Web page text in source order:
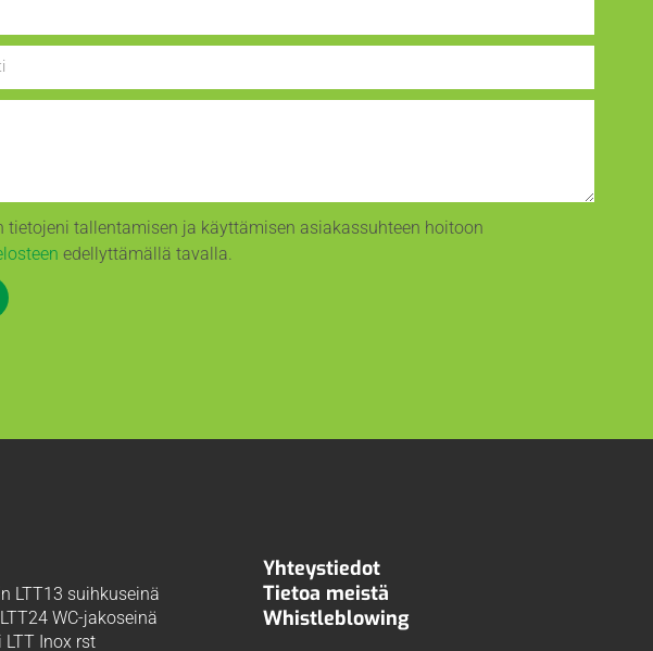
tietojeni tallentamisen ja käyttämisen asiakassuhteen hoitoon
edellyttämällä tavalla.
LTT13 suihkuseinä
WC-jakoseinä
Inox rst
Yhteystiedot
Tietoa meistä
Whistleblowing